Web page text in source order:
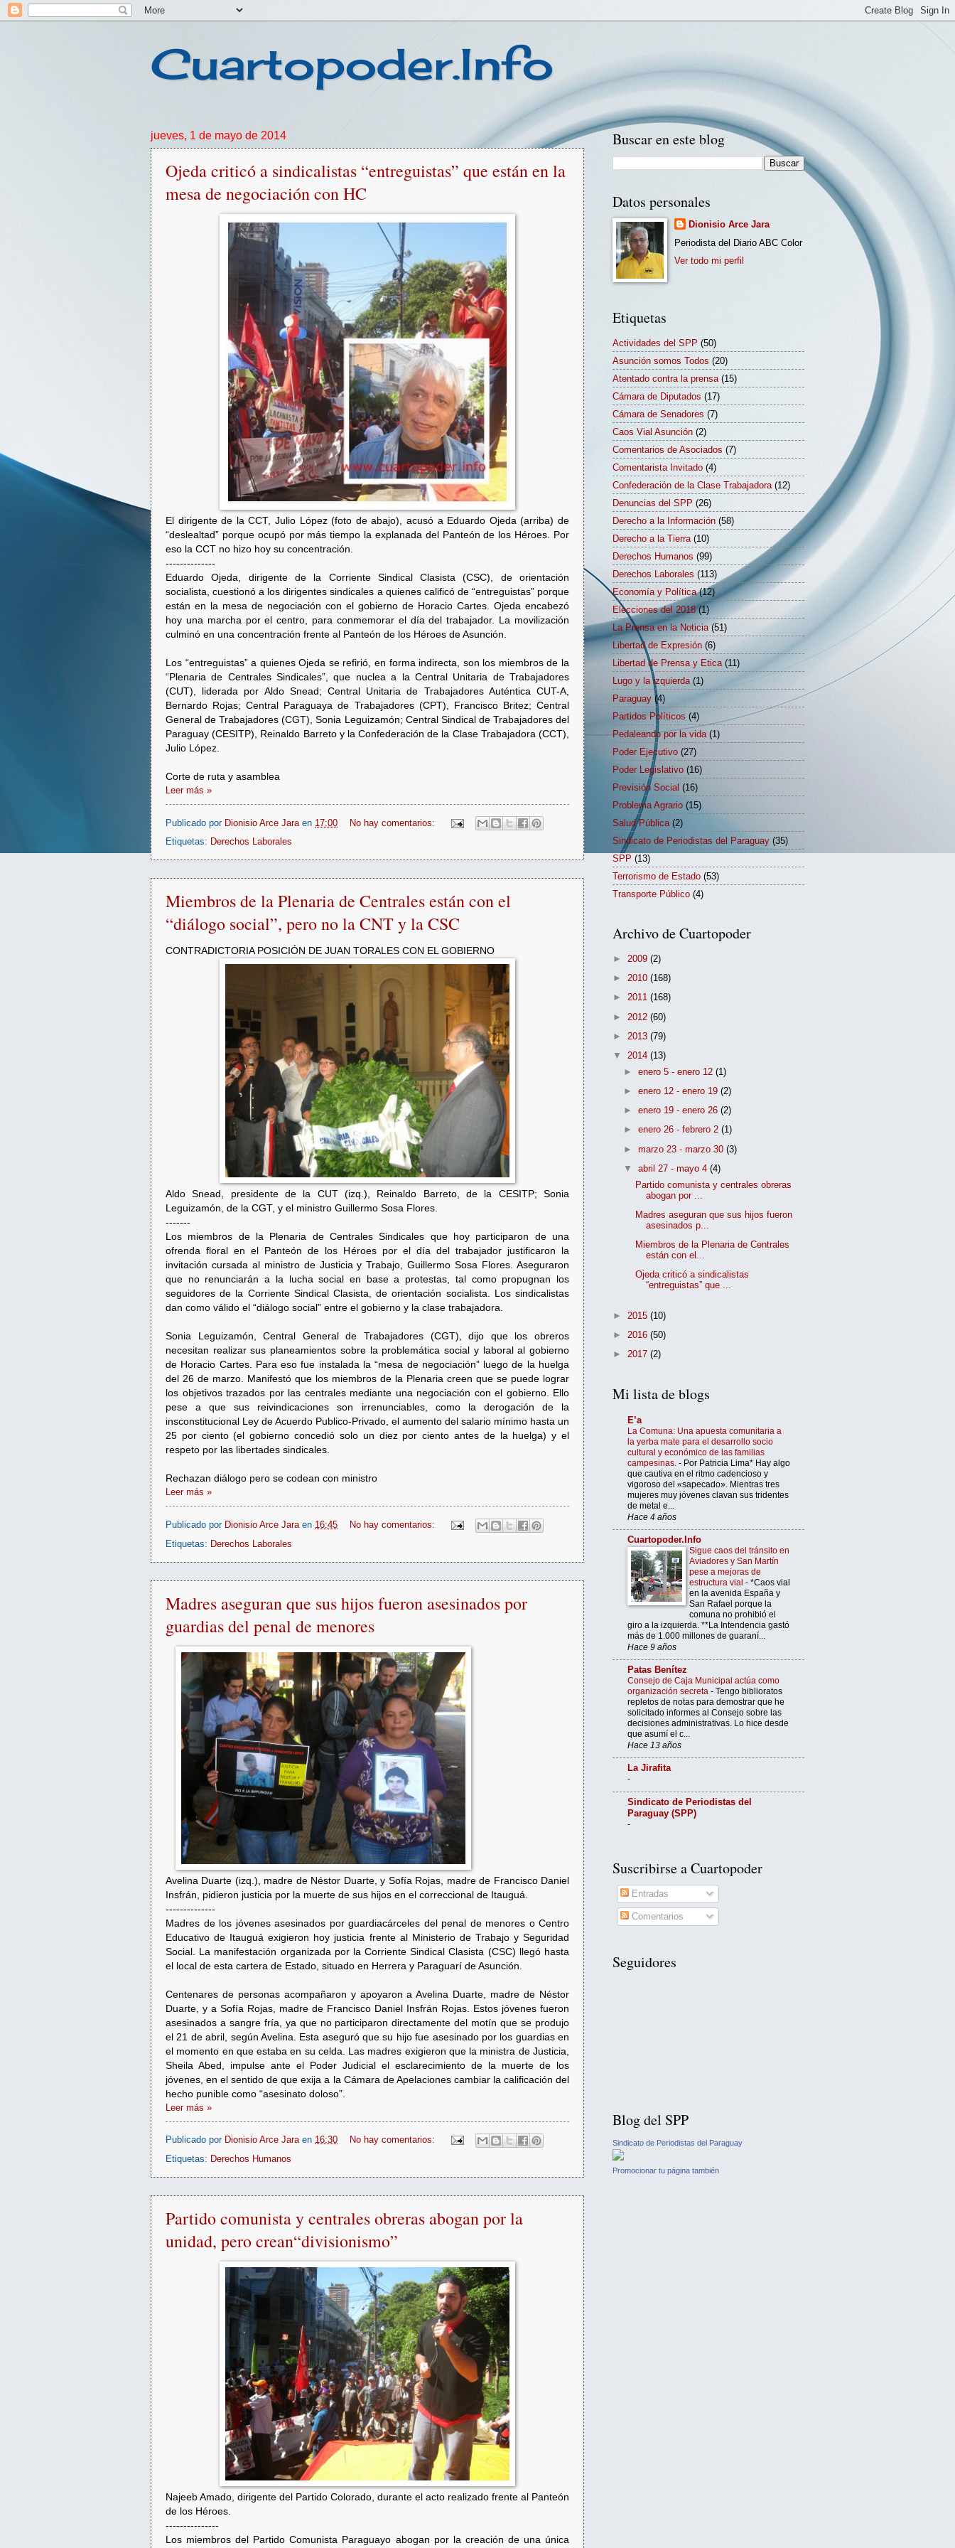
Cuartopoder.Info
jueves, 1 de mayo de 2014
Ojeda criticó a sindicalistas “entreguistas” que están en la
mesa de negociación con HC
El dirigente de la CCT, Julio López (foto de abajo), acusó a Eduardo Ojeda (arriba) de
“deslealtad” porque ocupó por más tiempo la explanada del Panteón de los Héroes. Por
eso la CCT no hizo hoy su concentración.
--------------
Eduardo Ojeda, dirigente de la Corriente Sindical Clasista (CSC), de orientación
socialista, cuestionó a los dirigentes sindicales a quienes calificó de “entreguistas” porque
están en la mesa de negociación con el gobierno de Horacio Cartes. Ojeda encabezó
hoy una marcha por el centro, para conmemorar el día del trabajador. La movilización
culminó en una concentración frente al Panteón de los Héroes de Asunción.
Los “entreguistas” a quienes Ojeda se refirió, en forma indirecta, son los miembros de la
“Plenaria de Centrales Sindicales”, que nuclea a la Central Unitaria de Trabajadores
(CUT), liderada por Aldo Snead; Central Unitaria de Trabajadores Auténtica CUT-A,
Bernardo Rojas; Central Paraguaya de Trabajadores (CPT), Francisco Britez; Central
General de Trabajadores (CGT), Sonia Leguizamón; Central Sindical de Trabajadores del
Paraguay (CESITP), Reinaldo Barreto y la Confederación de la Clase Trabajadora (CCT),
Julio López.
Corte de ruta y asamblea
Leer más »
Publicado por Dionisio Arce Jara en 17:00
No hay comentarios:
Etiquetas: Derechos Laborales
Miembros de la Plenaria de Centrales están con el
“diálogo social”, pero no la CNT y la CSC
CONTRADICTORIA POSICIÓN DE JUAN TORALES CON EL GOBIERNO
Aldo Snead, presidente de la CUT (izq.), Reinaldo Barreto, de la CESITP; Sonia
Leguizamón, de la CGT, y el ministro Guillermo Sosa Flores.
-------
Los miembros de la Plenaria de Centrales Sindicales que hoy participaron de una
ofrenda floral en el Panteón de los Héroes por el día del trabajador justificaron la
invitación cursada al ministro de Justicia y Trabajo, Guillermo Sosa Flores. Aseguraron
que no renunciarán a la lucha social en base a protestas, tal como propugnan los
seguidores de la Corriente Sindical Clasista, de orientación socialista. Los sindicalistas
dan como válido el “diálogo social” entre el gobierno y la clase trabajadora.
Sonia Leguizamón, Central General de Trabajadores (CGT), dijo que los obreros
necesitan realizar sus planeamientos sobre la problemática social y laboral al gobierno
de Horacio Cartes. Para eso fue instalada la “mesa de negociación” luego de la huelga
del 26 de marzo. Manifestó que los miembros de la Plenaria creen que se puede lograr
los objetivos trazados por las centrales mediante una negociación con el gobierno. Ello
pese a que sus reivindicaciones son irrenunciables, como la derogación de la
insconstitucional Ley de Acuerdo Publico-Privado, el aumento del salario mínimo hasta un
25 por ciento (el gobierno concedió solo un diez por ciento antes de la huelga) y el
respeto por las libertades sindicales.
Rechazan diálogo pero se codean con ministro
Leer más »
Publicado por Dionisio Arce Jara en 16:45
No hay comentarios:
Etiquetas: Derechos Laborales
Madres aseguran que sus hijos fueron asesinados por
guardias del penal de menores
Avelina Duarte (izq.), madre de Néstor Duarte, y Sofía Rojas, madre de Francisco Daniel
Insfrán, pidieron justicia por la muerte de sus hijos en el correccional de Itauguá
--------------
Madres de los jóvenes asesinados por guardiacárceles del penal de menores o Centro
Educativo de Itauguá exigieron hoy justicia frente al Ministerio de Trabajo y Seguridad
Social. La manifestación organizada por la Corriente Sindical Clasista (CSC) llegó hasta
el local de esta cartera de Estado, situado en Herrera y Paraguarí de Asunción.
Centenares de personas acompañaron y apoyaron a Avelina Duarte, madre de Néstor
Duarte, y a Sofía Rojas, madre de Francisco Daniel Insfrán Rojas. Estos jóvenes fueron
asesinados a sangre fría, ya que no participaron directamente del motín que se produjo
el 21 de abril, según Avelina. Esta aseguró que su hijo fue asesinado por los guardias en
el momento en que estaba en su celda. Las madres exigieron que la ministra de Justicia,
Sheila Abed, impulse ante el Poder Judicial el esclarecimiento de la muerte de los
jóvenes, en el sentido de que exija a la Cámara de Apelaciones cambiar la calificación del
hecho punible como “asesinato doloso”.
Leer más »
Publicado por Dionisio Arce Jara en 16:30
No hay comentarios:
Etiquetas: Derechos Humanos
Partido comunista y centrales obreras abogan por la
unidad, pero crean“divisionismo”
Najeeb Amado, dirigente del Partido Colorado, durante el acto realizado frente al Panteón
de los Héroes.
---------------
Los miembros del Partido Comunista Paraguayo abogan por la creación de una única
Buscar en este blog
Datos personales
Dionisio Arce Jara
Periodista del Diario ABC Color
Ver todo mi perfil
Etiquetas
Actividades del SPP (50)
Asunción somos Todos (20)
Atentado contra la prensa (15)
Cámara de Diputados (17)
Cámara de Senadores (7)
Caos Vial Asunción (2)
Comentarios de Asociados (7)
Comentarista Invitado (4)
Confederación de la Clase Trabajadora (12)
Denuncias del SPP (26)
Derecho a la Información (58)
Derecho a la Tierra (10)
Derechos Humanos (99)
Derechos Laborales (113)
Economía y Política (12)
Elecciones del 2018 (1)
La Prensa en la Noticia (51)
Libertad de Expresión (6)
Libertad de Prensa y Etica (11)
Lugo y la izquierda (1)
Paraguay (4)
Partidos Políticos (4)
Pedaleando por la vida (1)
Poder Ejecutivo (27)
Poder Legislativo (16)
Previsión Social (16)
Problema Agrario (15)
Salud Pública (2)
Sindicato de Periodistas del Paraguay (35)
SPP (13)
Terrorismo de Estado (53)
Transporte Público (4)
Archivo de Cuartopoder
► 2009 (2)
► 2010 (168)
► 2011 (168)
► 2012 (60)
► 2013 (79)
▼ 2014 (13)
►enero 5 - enero 12(1)
►enero 12 - enero 19(2)
►enero 19 - enero 26(2)
►enero 26 - febrero 2(1)
►marzo 23 - marzo 30(3)
▼abril 27 - mayo 4(4)
Partido comunista y centrales obreras
abogan por ...
Madres aseguran que sus hijos fueron
asesinados p...
Miembros de la Plenaria de Centrales
están con el...
Ojeda criticó a sindicalistas
“entreguistas” que ...
► 2015 (10)
► 2016 (50)
► 2017 (2)
Mi lista de blogs
E’a
La Comuna: Una apuesta comunitaria a
la yerba mate para el desarrollo socio
cultural y económico de las familias
campesinas. - Por Patricia Lima* Hay algo
que cautiva en el ritmo cadencioso y
vigoroso del «sapecado». Mientras tres
mujeres muy jóvenes clavan sus tridentes
de metal e...
Hace 4 años
Cuartopoder.Info
Sigue caos del tránsito en
Aviadores y San Martín
pese a mejoras de
estructura vial - *Caos vial
en la avenida España y
San Rafael porque la
comuna no prohibió el
giro a la izquierda. **La Intendencia gastó
más de 1.000 millones de guaraní...
Hace 9 años
Patas Benítez
Consejo de Caja Municipal actúa como
organización secreta - Tengo biblioratos
repletos de notas para demostrar que he
solicitado informes al Consejo sobre las
decisiones administrativas. Lo hice desde
que asumí el c...
Hace 13 años
La Jirafita
-
Sindicato de Periodistas del
Paraguay (SPP)
-
Suscribirse a Cuartopoder
Entradas
Comentarios
Seguidores
Blog del SPP
Sindicato de Periodistas del Paraguay
Promocionar tu página también